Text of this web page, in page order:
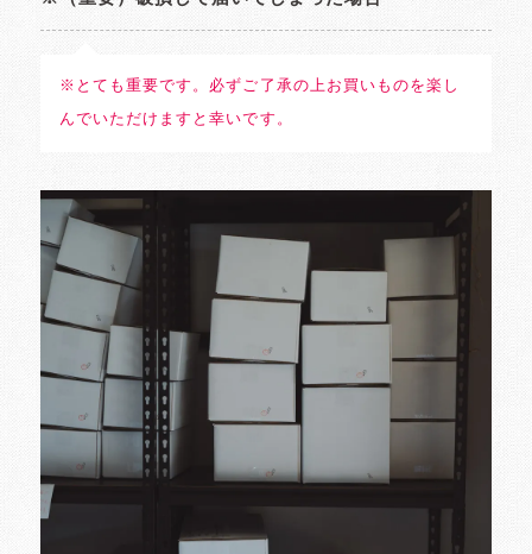
※とても重要です。必ずご了承の上お買いものを楽し
んでいただけますと幸いです。